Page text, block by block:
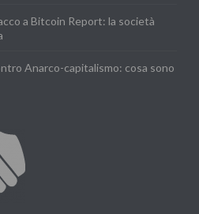
a Bitcoin Report: la società
Anarco-capitalismo: cosa sono